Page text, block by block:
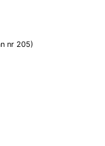
nr 205)